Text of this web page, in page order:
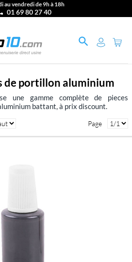
au vendredi de 9h à 18h
01 69 80 27 40
de portillon aluminium
une gamme complète de pieces
battant, à prix discount.
Page